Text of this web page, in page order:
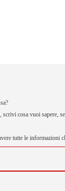
, scrivi cosa vuoi sapere,
tutte le informazioni